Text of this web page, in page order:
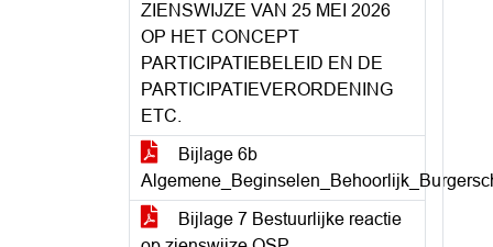
ZIENSWIJZE VAN 25 MEI 2026
OP HET CONCEPT
PARTICIPATIEBELEID EN DE
PARTICIPATIEVERORDENING
ETC.
Bijlage 6b
Bijlage 7 Bestuurlijke reactie